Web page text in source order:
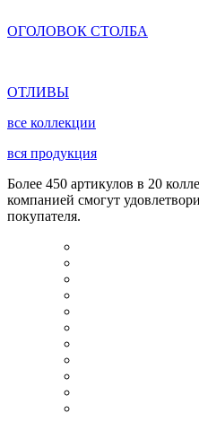
ОГОЛОВОК СТОЛБА
ОТЛИВЫ
все коллекции
вся продукция
Более 450 артикулов в 20
компанией смогут
покупателя.